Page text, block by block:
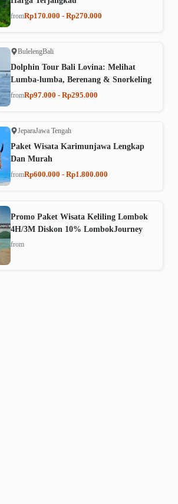
fromRp170.000 - Rp270.000
BulelengBali
Dolphin Tour Bali Lovina: Melihat
Lumba-lumba, Berenang & Snorkeling
fromRp97.000 - Rp295.000
JeparaJawa Tengah
Paket Wisata Karimunjawa Lengkap
Dan Murah
fromRp600.000 - Rp1.800.000
Promo Paket Wisata Keliling Lombok
4H/3M Diskon 10% LombokJourney
from